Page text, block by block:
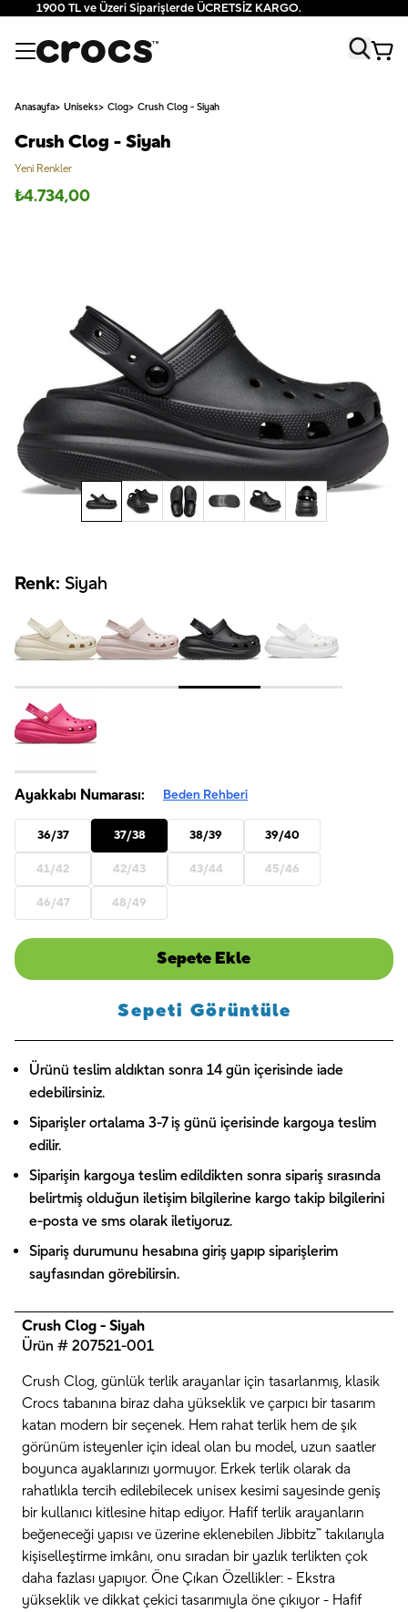
1900 TL ve Üzeri Siparişlerde ÜCRETSİZ KARGO.
Anasayfa Uniseks Clog Crush Clog - Siyah
Crush Clog - Siyah
Yeni Renkler
₺4.734,00
Renk: Siyah
Ayakkabı Numarası: Beden Rehberi
36/37 37/38 38/39 39/40
41/42 42/43 43/44 45/46
46/47 48/49
Sepete Ekle
Sepeti Görüntüle
Ürünü teslim aldıktan sonra 14 gün içerisinde iade
edebilirsiniz.
Siparişler ortalama 3-7 iş günü içerisinde kargoya teslim
edilir.
Siparişin kargoya teslim edildikten sonra sipariş sırasında
belirtmiş olduğun iletişim bilgilerine kargo takip bilgilerini
e-posta ve sms olarak iletiyoruz.
Sipariş durumunu hesabına giriş yapıp siparişlerim
sayfasından görebilirsin.
Crush Clog - Siyah
Ürün # 207521-001
Crush Clog, günlük terlik arayanlar için tasarlanmış, klasik
Crocs tabanına biraz daha yükseklik ve çarpıcı bir tasarım
katan modern bir seçenek. Hem rahat terlik hem de şık
görünüm isteyenler için ideal olan bu model, uzun saatler
boyunca ayaklarınızı yormuyor. Erkek terlik olarak da
rahatlıkla tercih edilebilecek unisex kesimi sayesinde geniş
bir kullanıcı kitlesine hitap ediyor. Hafif terlik arayanların
beğeneceği yapısı ve üzerine eklenebilen Jibbitz™ takılarıyla
kişiselleştirme imkânı, onu sıradan bir yazlık terlikten çok
daha fazlası yapıyor. Öne Çıkan Özellikler: - Ekstra
yükseklik ve dikkat çekici tasarımıyla öne çıkıyor - Hafif